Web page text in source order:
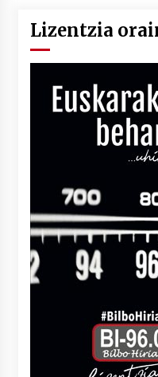
Lizentzia